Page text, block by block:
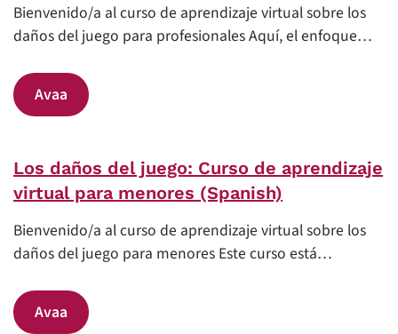
Bienvenido/a al curso de aprendizaje virtual sobre los
daños del juego para profesionales Aquí, el enfoque…
Avaa
Los daños del juego: Curso de aprendizaje
virtual para menores (Spanish)
Bienvenido/a al curso de aprendizaje virtual sobre los
daños del juego para menores Este curso está…
Avaa